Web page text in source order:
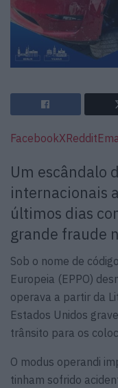
FacebookXReddit
Um escândalo
internacionais
últimos dias
grande fraude
Sob o nome de
Europeia (EPPO)
operava a partir da
Estados Unidos
trânsito para os
O modus operandi
tinham sofrido